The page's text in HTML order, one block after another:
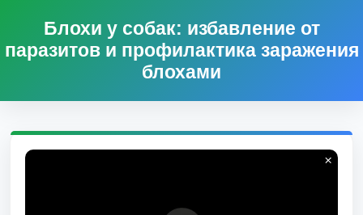
Блохи у собак: избавление от
паразитов и профилактика заражения
блохами